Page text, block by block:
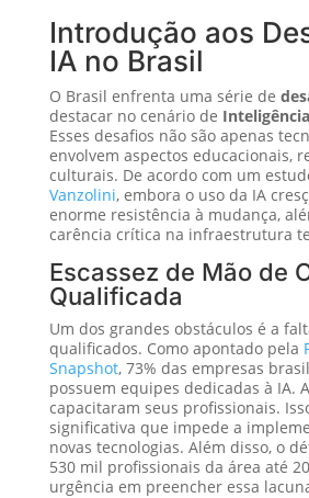
Introdução aos
IA no Brasil
O Brasil enfrenta uma série de
destacar no cenário de
Esses desafios não são apenas
envolvem aspectos educacionais,
culturais. De acordo com um
Vanzolini, embora o uso da IA
enorme resistência à mudança,
carência crítica na infraestrutura
Escassez de Mão de
Qualificada
Um dos grandes obstáculos é a
qualificados. Como apontado pela
Snapshot, 73% das empresas
possuem equipes dedicadas à IA.
capacitaram seus profissionais.
significativa que impede a
novas tecnologias. Além disso, o
530 mil profissionais da área até
urgência em preencher essa